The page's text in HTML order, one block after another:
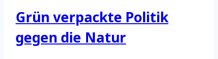
Grün verpackte Politik
gegen die Natur